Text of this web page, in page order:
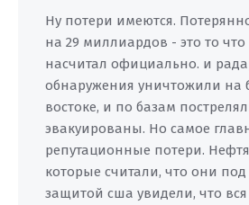
Ну потери имеются.
на 29 миллиардов - это то что
насчитал официально. и
обнаружения уничтожили на
востоке, и по базам
эвакуированы. Но самое
репутационные потери.
которые считали, что они
защитой сша увидели, что вся